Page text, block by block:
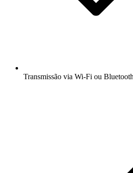
Transmissão via Wi-Fi ou Bluetooth